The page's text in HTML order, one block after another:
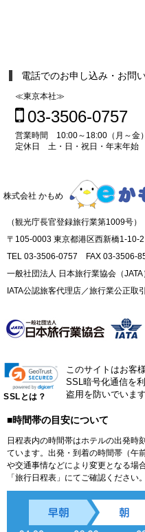
電話でのお申し込み・お問
≪東京本社≫
03-3506-0757
営業時間 10:00～18:00（月～金）
定休日 土・日・祝日・年末年始
株式会社 かもめ
（観光庁長官登録旅行業第1009号）
〒105-0003 東京都港区西新橋1-10-
TEL 03-3506-0757 FAX 03-3506-
一般社団法人 日本旅行業協会（JATA
IATA公認旅客代理店／旅行業公正取
SSLとは？
このサイトはお客
SSL暗号化通信を
盗用を防いでいます
■時間帯の目安について
日程表内の時間帯はホテルの出発時
ています。出発・到着の時間帯（午
や交通事情などにより変更となる場
「旅行日程表」にてご確認ください。